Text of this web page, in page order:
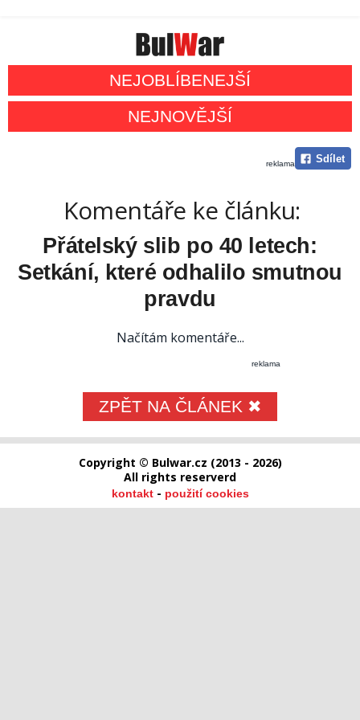
NEJOBLÍBENEJŠÍ
NEJNOVĚJŠÍ
Sdílet
reklama
Komentáře ke článku:
Přátelský slib po 40 letech:
Setkání, které odhalilo smutnou
pravdu
Načítám komentáře...
reklama
ZPĚT NA ČLÁNEK ✖
Copyright © Bulwar.cz (2013 - 2026)
All rights reserverd
kontakt- použití cookies